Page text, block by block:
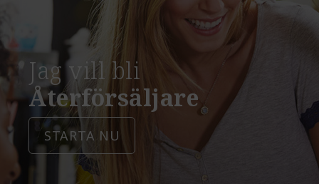
Jag vill bli
Återförsäljare
STARTA NU